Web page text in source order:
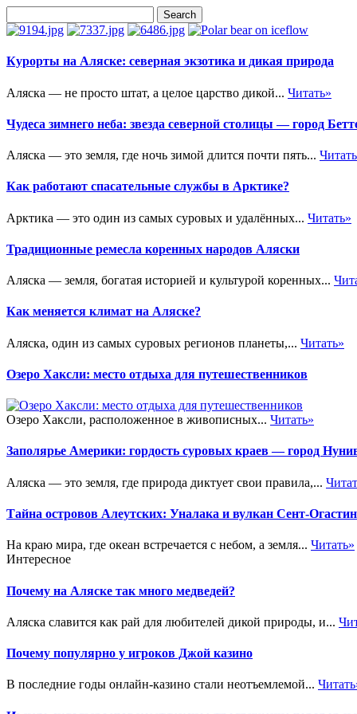
Курорты на Аляске: северная экзотика и дикая природа
Аляска — не просто штат, а целое царство дикой... Читать»
Чудеса зимнего неба: звезда северной столицы — город
Аляска — это земля, где ночь зимой длится почти пять...
Как работают спасательные службы в Арктике?
Арктика — это один из самых суровых и удалённых... Читать»
Традиционные ремесла коренных народов Аляски
Аляска — земля, богатая историей и культурой коренных...
Как меняется климат на Аляске?
Аляска, один из самых суровых регионов планеты,... Читать»
Озеро Хаксли: место отдыха для путешественников
Озеро Хаксли, расположенное в живописных... Читать»
Заполярье Америки: гордость суровых краев — город
Аляска — это земля, где природа диктует свои правила,...
Тайна островов Алеутских: Уналака и вулкан Сент-Огастин
На краю мира, где океан встречается с небом, а земля... Читать»
Интересное
Почему на Аляске так много медведей?
Аляска славится как рай для любителей дикой природы, и...
Почему популярно у игроков Джой казино
В последние годы онлайн-казино стали неотъемлемой...